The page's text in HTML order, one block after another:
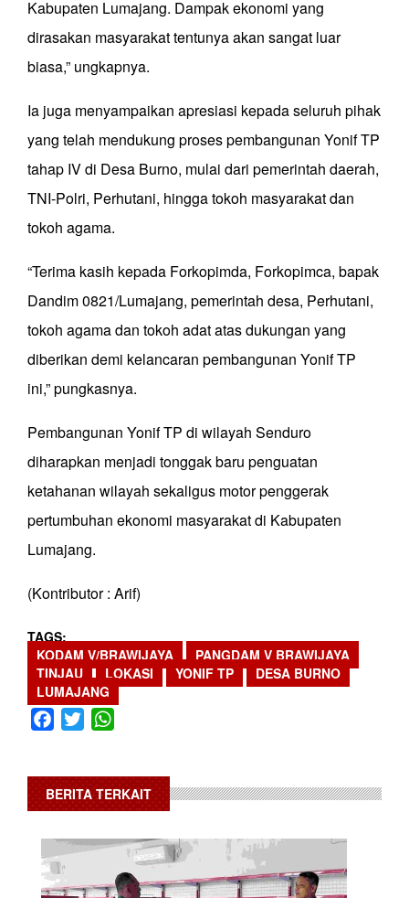
Kabupaten Lumajang. Dampak ekonomi yang
dirasakan masyarakat tentunya akan sangat luar
biasa,” ungkapnya.
Ia juga menyampaikan apresiasi kepada seluruh pihak
yang telah mendukung proses pembangunan Yonif TP
tahap IV di Desa Burno, mulai dari pemerintah daerah,
TNI-Polri, Perhutani, hingga tokoh masyarakat dan
tokoh agama.
“Terima kasih kepada Forkopimda, Forkopimca, bapak
Dandim 0821/Lumajang, pemerintah desa, Perhutani,
tokoh agama dan tokoh adat atas dukungan yang
diberikan demi kelancaran pembangunan Yonif TP
ini,” pungkasnya.
Pembangunan Yonif TP di wilayah Senduro
diharapkan menjadi tonggak baru penguatan
ketahanan wilayah sekaligus motor penggerak
pertumbuhan ekonomi masyarakat di Kabupaten
Lumajang.
(Kontributor : Arif)
TAGS
KODAM V/BRAWIJAYA
PANGDAM V BRAWIJAYA
TINJAU
LOKASI YONIF TP
DESA BURNO
LUMAJANG
Facebook
Twitter
BERITA TERKAIT